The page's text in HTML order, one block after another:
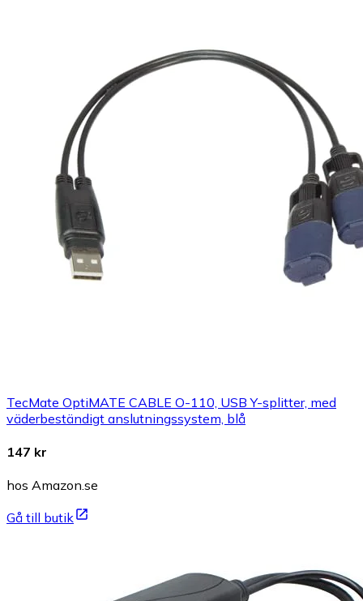
TecMate OptiMATE CABLE O-110, USB Y-splitter, med
väderbeständigt anslutningssystem, blå
147 kr
hos Amazon.se
Gå till butik